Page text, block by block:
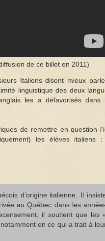
de ce billet en 2011)
Italiens disent mieux
linguistique des deux
les a défavorisés dans
de remettre en question
les élèves italiens
d’origine italienne. Il
au Québec dans les
il soutient que les
en ce qui a trait à